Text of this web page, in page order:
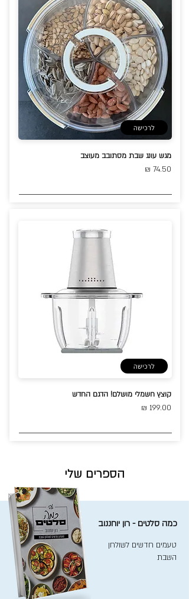
לרכישה
מגש עונג שבת מסתובב מעוצב
74.50 ₪
לרכישה
קוצץ חשמלי מושלם! הדגם החדש
199.00 ₪
הספרים שלי
כמה סלטים - רון יוחננוב
טעמים חדשים לשולחן
השבת